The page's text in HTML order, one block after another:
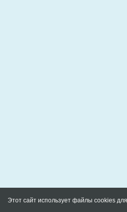
Этот сайт использует файлы cookies